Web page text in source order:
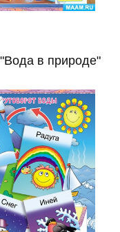
в природе"